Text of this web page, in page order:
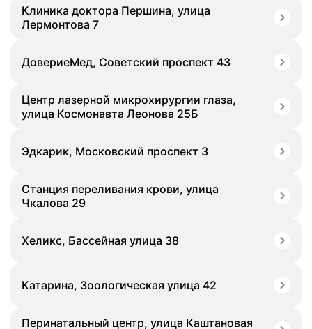
Клиника доктора Першина, улица
Лермонтова 7
ДовериеМед, Советский проспект 43
Центр лазерной микрохирургии глаза,
улица Космонавта Леонова 25Б
Эдкарик, Московский проспект 3
Станция переливания крови, улица
Чкалова 29
Хеликс, Бассейная улица 38
Катарина, Зоологическая улица 42
Перинатальный центр, улица Каштановая